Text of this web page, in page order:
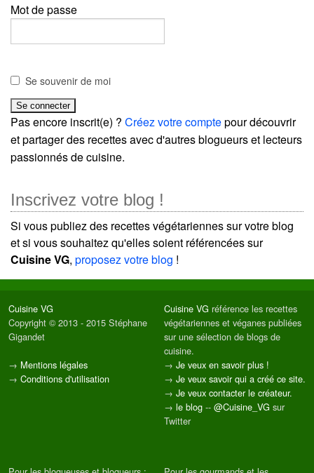
Mot de passe
Se souvenir de moi
Pas encore inscrit(e) ? Créez votre comptepour découvrir
et partager des recettes avec d'autres blogueurs et lecteurs
passionnés de cuisine.
Inscrivez votre blog !
Si vous publiez des recettes végétariennes sur votre blog
et si vous souhaitez qu'elles soient référencées sur
Cuisine VG, proposez votre blog !
Cuisine VG
Copyright © 2013 - 2015 Stéphane
Gigandet
→ Mentions légales
→ Conditions d'utilisation
Cuisine VG référence les recettes
végétariennes et véganes publiées
sur une sélection de blogs de
cuisine.
→ Je veux en savoir plus !
→ Je veux savoir qui a créé ce site.
→ Je veux contacter le créateur.
→ le blog -- @Cuisine_VG sur
Twitter